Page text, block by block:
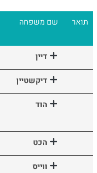
תואר
שם משפחה
דיין
דיקשטיין
הוד
הכט
ווייס